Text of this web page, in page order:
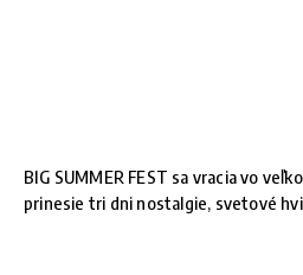
BIG SUMMER FEST sa vracia vo
prinesie tri dni nostalgie, svetové